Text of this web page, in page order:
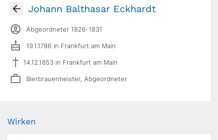
Johann Balthasar Eckhardt
Abgeordneter 1826-1831
19.1.1786 in Frankfurt am Main
14.12.1853 in Frankfurt am Main
Bierbrauermeister, Abgeordneter
Wirken